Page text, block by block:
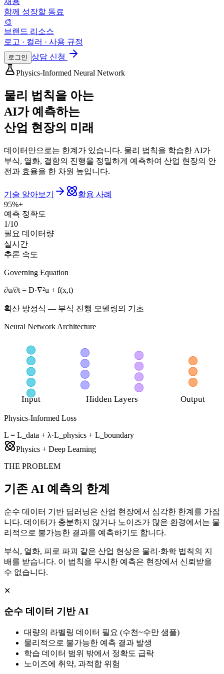
함께 성장할 동료
🎨
브랜드 리소스
로고 · 컬러 · 사용 규정
로그인
상담 신청
Physics-Informed Neural Network
물리 법칙을 아는
AI가 예측하는
산업 현장의 미래
데이터만으로는 한계가 있습니다. 물리 법칙을 학습한 AI가
부식, 열화, 결함의 진행을 정밀하게 예측하여 산업 현장의 안
전과 효율을 한 차원 높입니다.
기술 알아보기
활용 사례
95%+
예측 정확도
1/10
필요 데이터량
실시간
추론 속도
Governing Equation
∂u/∂t = D·∇²u + f(x,t)
확산 방정식 — 부식 진행 모델링의 기초
Neural Network Architecture
Input Hidden Layers Output
Physics-Informed Loss
L = L_data + λ·L_physics + L_boundary
Physics + Deep Learning
THE PROBLEM
기존 AI 예측의 한계
순수 데이터 기반 딥러닝은 산업 현장에서 심각한 한계를 가집
니다. 데이터가 충분하지 않거나 노이즈가 많은 환경에서는 물
리적으로 불가능한 결과를 예측하기도 합니다.
부식, 열화, 피로 파괴 같은 산업 현상은 물리·화학 법칙의 지
배를 받습니다. 이 법칙을 무시한 예측은 현장에서 신뢰받을
수 없습니다.
✕
순수 데이터 기반 AI
대량의 라벨링 데이터 필요 (수천~수만 샘플)
물리적으로 불가능한 예측 결과 발생
학습 데이터 범위 밖에서 정확도 급락
노이즈에 취약, 과적합 위험